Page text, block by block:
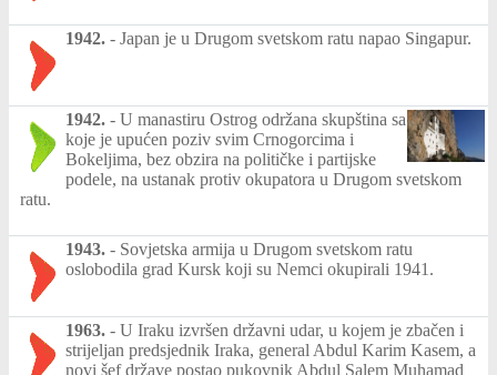
1942. - Japan je u Drugom svetskom ratu napao Singapur.
1942. - U manastiru Ostrog održana skupština sa
koje je upućen poziv svim Crnogorcima i
Bokeljima, bez obzira na političke i partijske
podele, na ustanak protiv okupatora u Drugom svetskom
ratu.
1943. - Sovjetska armija u Drugom svetskom ratu
oslobodila grad Kursk koji su Nemci okupirali 1941.
1963. - U Iraku izvršen državni udar, u kojem je zbačen i
strijeljan predsjednik Iraka, general Abdul Karim Kasem, a
novi šef države postao pukovnik Abdul Salem Muhamad